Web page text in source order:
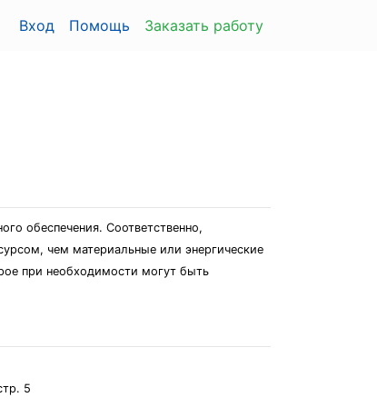
Вход Помощь Заказать работу
обеспечения. Соответственно,
чем материальные или энергические
при необходимости могут быть
5